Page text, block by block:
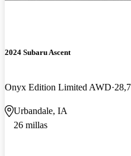
2024 Subaru Ascent
Onyx Edition Limited AWD
Urbandale, IA
26 millas